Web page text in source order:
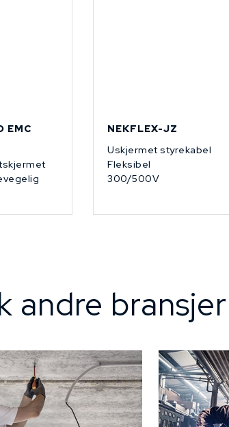
EMC
NEKFLEX-JZ
Uskjermet styrekabel
Fleksibel
300/500V
andre bransjer